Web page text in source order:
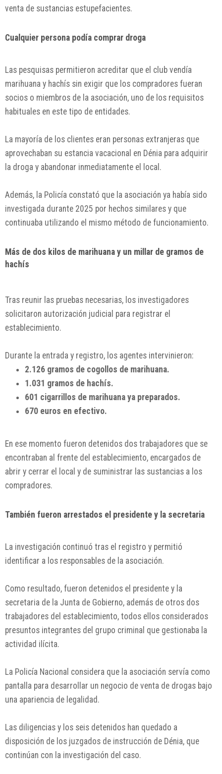
venta de sustancias estupefacientes.
Cualquier persona podía comprar droga
Las pesquisas permitieron acreditar que el club vendía
marihuana y hachís sin exigir que los compradores fueran
socios o miembros de la asociación, uno de los requisitos
habituales en este tipo de entidades.
La mayoría de los clientes eran personas extranjeras que
aprovechaban su estancia vacacional en Dénia para adquirir
la droga y abandonar inmediatamente el local.
Además, la Policía constató que la asociación ya había sido
investigada durante 2025 por hechos similares y que
continuaba utilizando el mismo método de funcionamiento.
Más de dos kilos de marihuana y un millar de gramos de
hachís
Tras reunir las pruebas necesarias, los investigadores
solicitaron autorización judicial para registrar el
establecimiento.
Durante la entrada y registro, los agentes intervinieron:
2.126 gramos de cogollos de marihuana.
1.031 gramos de hachís.
601 cigarrillos de marihuana ya preparados.
670 euros en efectivo.
En ese momento fueron detenidos dos trabajadores que se
encontraban al frente del establecimiento, encargados de
abrir y cerrar el local y de suministrar las sustancias a los
compradores.
También fueron arrestados el presidente y la secretaria
La investigación continuó tras el registro y permitió
identificar a los responsables de la asociación.
Como resultado, fueron detenidos el presidente y la
secretaria de la Junta de Gobierno, además de otros dos
trabajadores del establecimiento, todos ellos considerados
presuntos integrantes del grupo criminal que gestionaba la
actividad ilícita.
La Policía Nacional considera que la asociación servía como
pantalla para desarrollar un negocio de venta de drogas bajo
una apariencia de legalidad.
Las diligencias y los seis detenidos han quedado a
disposición de los juzgados de instrucción de Dénia, que
continúan con la investigación del caso.